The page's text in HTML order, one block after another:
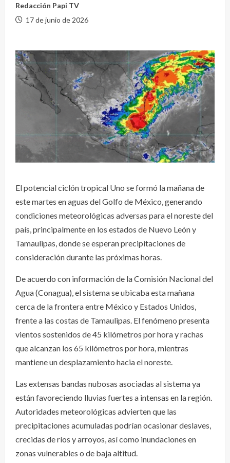
Redacción Papi TV
17 de junio de 2026
El potencial ciclón tropical Uno se formó la mañana de
este martes en aguas del Golfo de México, generando
condiciones meteorológicas adversas para el noreste del
país, principalmente en los estados de Nuevo León y
Tamaulipas, donde se esperan precipitaciones de
consideración durante las próximas horas.
De acuerdo con información de la Comisión Nacional del
Agua (Conagua), el sistema se ubicaba esta mañana
cerca de la frontera entre México y Estados Unidos,
frente a las costas de Tamaulipas. El fenómeno presenta
vientos sostenidos de 45 kilómetros por hora y rachas
que alcanzan los 65 kilómetros por hora, mientras
mantiene un desplazamiento hacia el noreste.
Las extensas bandas nubosas asociadas al sistema ya
están favoreciendo lluvias fuertes a intensas en la región.
Autoridades meteorológicas advierten que las
precipitaciones acumuladas podrían ocasionar deslaves,
crecidas de ríos y arroyos, así como inundaciones en
zonas vulnerables o de baja altitud.